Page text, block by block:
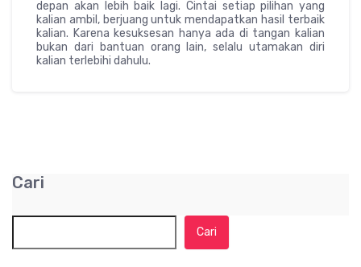
depan akan lebih baik lagi. Cintai setiap pilihan yang
kalian ambil, berjuang untuk mendapatkan hasil terbaik
kalian. Karena kesuksesan hanya ada di tangan kalian
bukan dari bantuan orang lain, selalu utamakan diri
kalian terlebihi dahulu.
Cari
Cari